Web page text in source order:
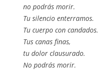
no podrás morir.
Tu silencio enterramos.
Tu cuerpo con candados.
Tus canas finas,
tu dolor clausurado.
No podrás morir.